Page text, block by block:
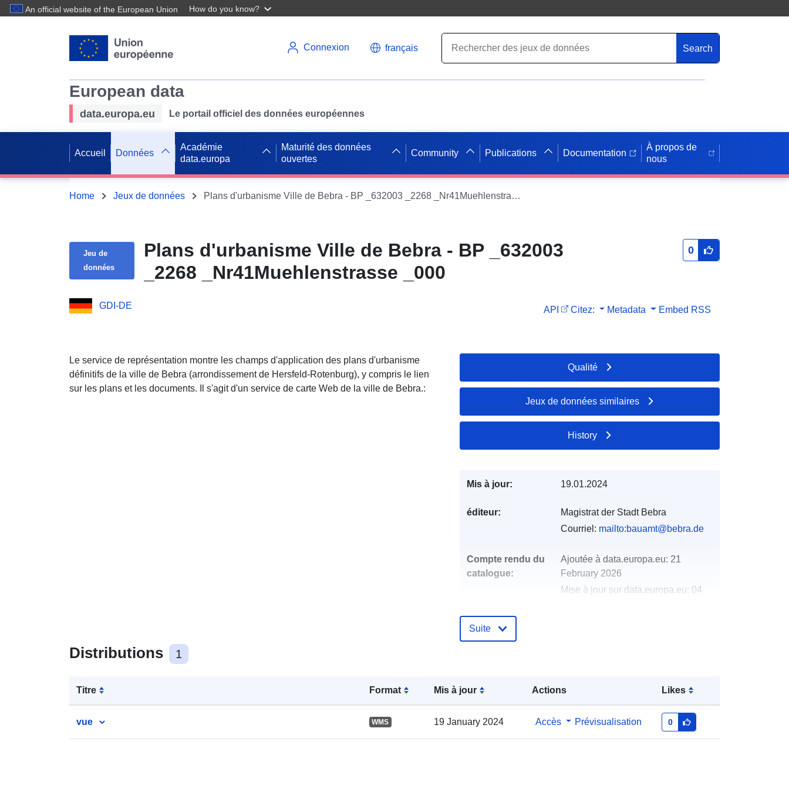
An official website of the European Union How do you know?
Connexion français Search
European data
data.europa.eu Le portail officiel des données européennes
Accueil Données
Académie
data.europa
Maturité des données
ouvertes
Community Publications Documentation
À propos de
nous
Home Jeux de données Plans d'urbanisme Ville de Bebra - BP _632003 _2268 _Nr41Muehlenstrasse _000
Jeu de
données
Plans d'urbanisme Ville de Bebra - BP _632003
_2268 _Nr41Muehlenstrasse _000
0
GDI-DE API Citez: Metadata Embed RSS
Le service de représentation montre les champs d'application des plans d'urbanisme
définitifs de la ville de Bebra (arrondissement de Hersfeld-Rotenburg), y compris le lien
sur les plans et les documents. Il s'agit d'un service de carte Web de la ville de Bebra.:
Distributions 1
Titre Format Mis à jour Actions Likes
vue WMS 19 January 2024 Accès Prévisualisation 0
Qualité
Jeux de données similaires
History
Mis à jour: 19.01.2024
éditeur:
Magistrat der Stadt Bebra
Courriel: mailto:bauamt@bebra.de
Compte rendu du
catalogue:
Ajoutée à data.europa.eu: 21
February 2026
Mise à jour sur data.europa.eu: 04
spatial:
Type:
uriRef:
http://data.europa.eu/88u/dataset/54
577ad9-b5c5-9162-4cbd-
Suite